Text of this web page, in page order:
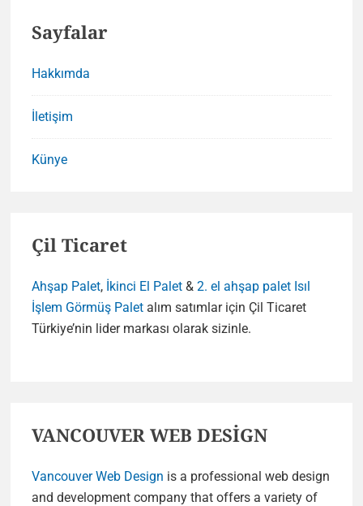
Sayfalar
Hakkımda
İletişim
Künye
Çil Ticaret
Ahşap Palet, İkinci El Palet & 2. el ahşap palet Isıl
İşlem Görmüş Palet alım satımlar için Çil Ticaret
Türkiye’nin lider markası olarak sizinle.
VANCOUVER WEB DESİGN
Vancouver Web Design is a professional web design
and development company that offers a variety of